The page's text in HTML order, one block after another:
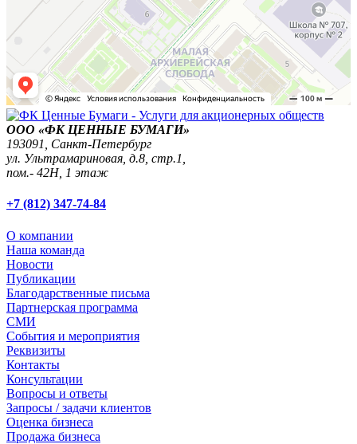
ООО «ФК ЦЕННЫЕ БУМАГИ»
193091, Санкт-Петербург
ул. Ультрамариновая, д.8, стр.1,
пом.- 42Н, 1 этаж
+7 (812) 347-74-84
О компании
Наша команда
Новости
Публикации
Благодарственные письма
Партнерская программа
СМИ
События и мероприятия
Реквизиты
Контакты
Консультации
Вопросы и ответы
Запросы / задачи клиентов
Оценка бизнеса
Продажа бизнеса